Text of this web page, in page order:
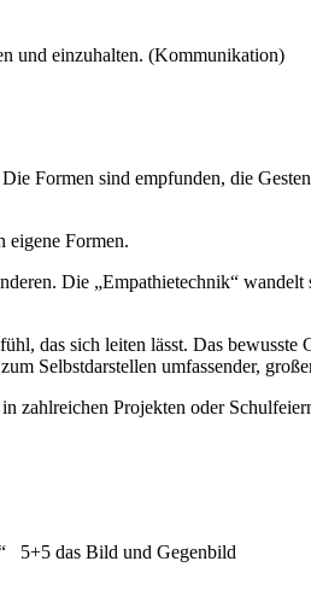
und einzuhalten. (Kommunikation)
Formen sind empfunden, die
eigene Formen.
Die „Empathietechnik“ wandelt
das sich leiten lässt. Das
Selbstdarstellen umfassender,
zahlreichen Projekten oder
5+5 das Bild und Gegenbild